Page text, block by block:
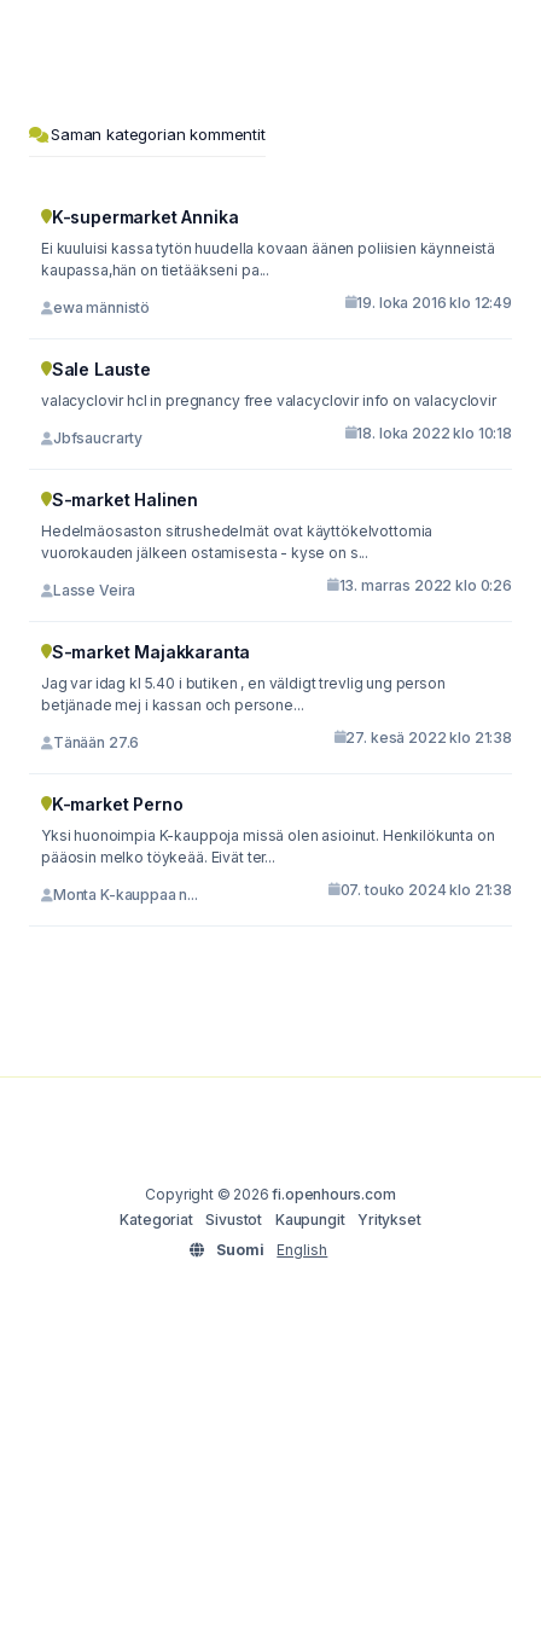
Saman kategorian kommentit
K-supermarket Annika
Ei kuuluisi kassa tytön huudella kovaan äänen poliisien käynneistä
kaupassa,hän on tietääkseni pa...
ewa männistö 19. loka 2016 klo 12:49
Sale Lauste
valacyclovir hcl in pregnancy free valacyclovir info on valacyclovir
Jbfsaucrarty 18. loka 2022 klo 10:18
S-market Halinen
Hedelmäosaston sitrushedelmät ovat käyttökelvottomia
vuorokauden jälkeen ostamisesta - kyse on s...
Lasse Veira 13. marras 2022 klo 0:26
S-market Majakkaranta
Jag var idag kl 5.40 i butiken , en väldigt trevlig ung person
betjänade mej i kassan och persone...
Tänään 27.6 27. kesä 2022 klo 21:38
K-market Perno
Yksi huonoimpia K-kauppoja missä olen asioinut. Henkilökunta on
pääosin melko töykeää. Eivät ter...
Monta K-kauppaa n... 07. touko 2024 klo 21:38
Copyright © 2026fi.openhours.com
Kategoriat
Sivustot Kaupungit
Yritykset
Suomi
English